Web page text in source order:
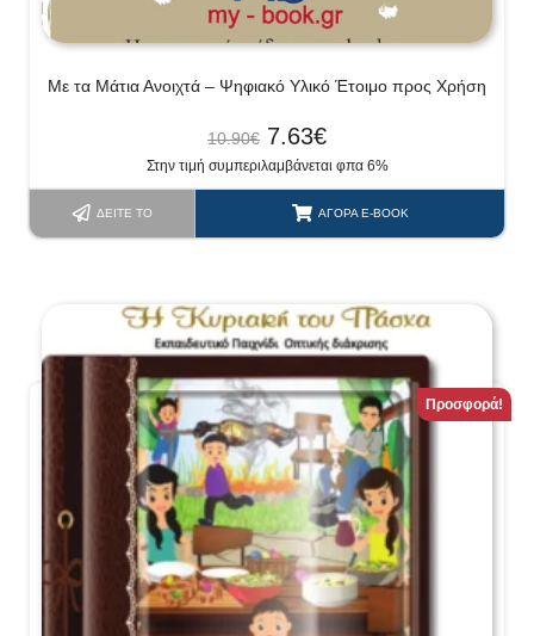
Με τα Μάτια Ανοιχτά – Ψηφιακό Υλικό Έτοιμο προς Χρήση
10.90€ 7.63€
Στην τιμή συμπεριλαμβάνεται φπα 6%
ΔΕΊΤΕ ΤΟ ΑΓΟΡΆ E-BOOK
Προσφορά!